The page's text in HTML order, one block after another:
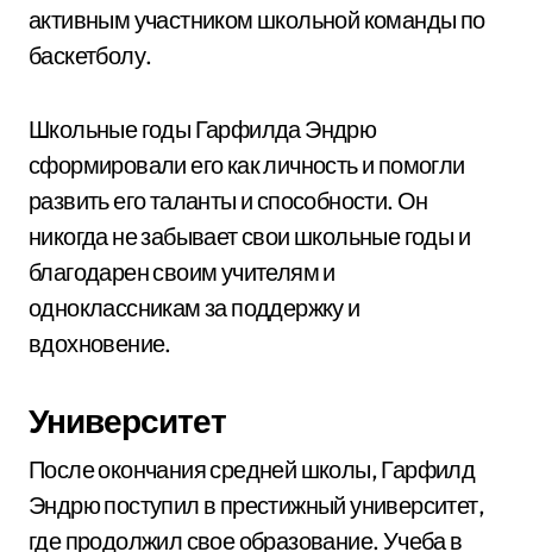
активным участником школьной команды по
баскетболу.
Школьные годы Гарфилда Эндрю
сформировали его как личность и помогли
развить его таланты и способности. Он
никогда не забывает свои школьные годы и
благодарен своим учителям и
одноклассникам за поддержку и
вдохновение.
Университет
После окончания средней школы, Гарфилд
Эндрю поступил в престижный университет,
где продолжил свое образование. Учеба в